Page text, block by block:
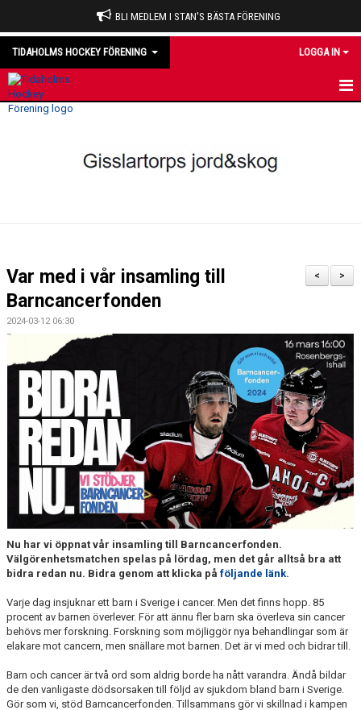
BLI MEDLEM I STAN'S BÄSTA FÖRENING
TIDAHOLMS HOCKEY FÖRENING LOGGA IN
MATCHER
DOMARE
MEDLEM
KIOSKEN
THF UNGDOMSPOLICY - RÖDA TRÅD
PROFILKLÄDER
BILDGALLERI
DOKUMENT
ALLMÄNHETENS ÅKNING
FÖRSÄKRING
>
<
Var med i vår insamling till
Barncancerfonden
2024-03-12 06:30
Nu har vi öppnat vår insamling till Barncancerfonden.
Välgörenhetsmatchen spelas på lördag, men det går alltså bra att
bidra redan nu. Bidra genom att klicka på följande länk.
Varje dag insjuknar ett barn i Sverige i cancer. Men det finns hopp. 85
procent av barnen överlever. För att ännu fler barn ska överleva sin cancer
behövs mer forskning. Forskning som möjliggör nya behandlingar som är
elakare mot cancern, men snällare mot barnen. Det är vi med och bidrar till.
Barn och cancer är två ord som aldrig borde ha nått varandra. Ändå bildar
de den vanligaste dödsorsaken till följd av sjukdom bland barn i Sverige.
Gör som vi, stöd Barncancerfonden. Tillsammans gör vi skillnad i kampen